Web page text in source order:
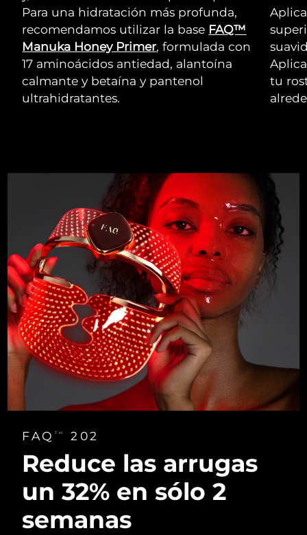
Para una hidratación más profunda,
recomendamos utilizar la base FAQ™
Manuka Honey Primer, formulada con
17 aminoácidos antiedad, alantoína
calmante y betaína y pantenol
ultrahidratantes.
tu
FAQ TM 202
Reduce las arrugas
un 32% en sólo 2
semanas